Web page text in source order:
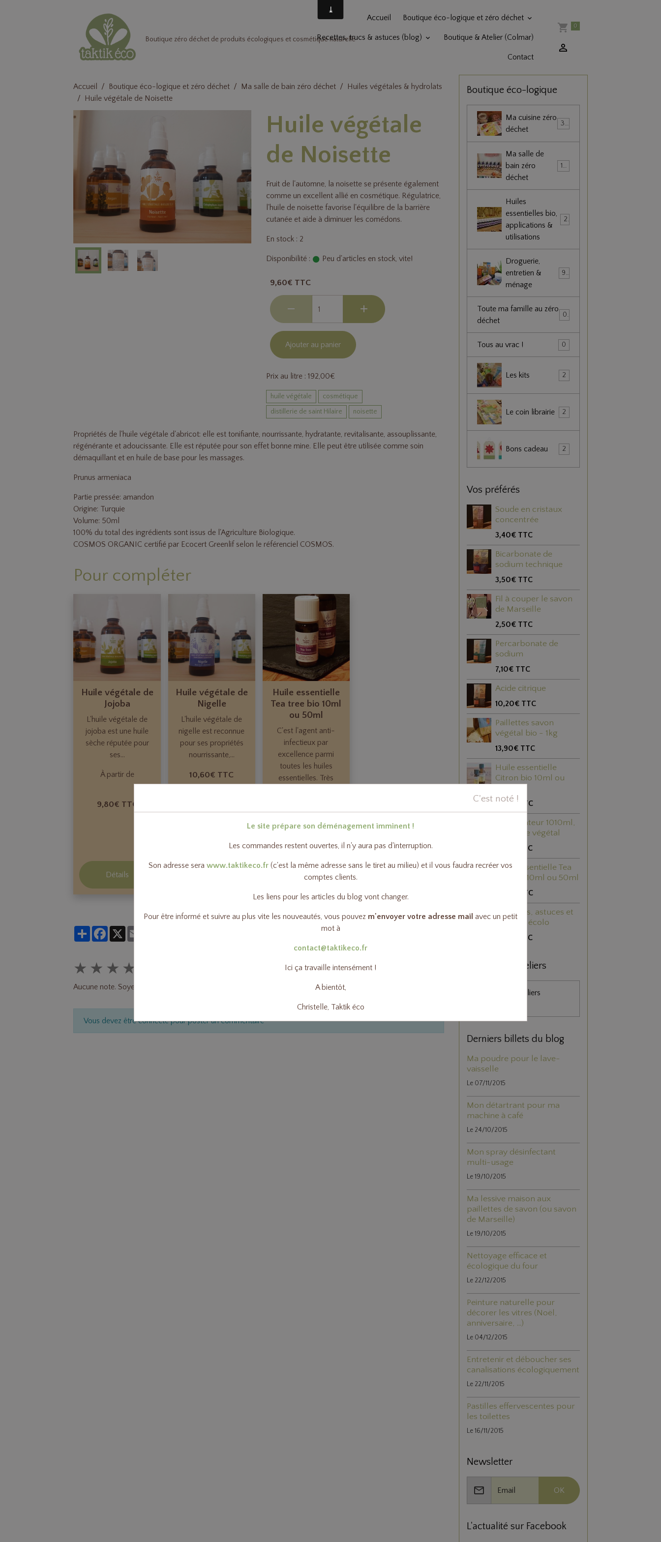
Boutique zéro déchet de produits écologiques et cosmétique naturelle
Accueil Boutique éco-logique et zéro déchet
Recettes, trucs & astuces (blog) Boutique & Atelier (Colmar)
Contact
0
Accueil Boutique éco-logique et zéro déchet Ma salle de bain zéro déchet
Huiles végétales & hydrolats
Huile végétale de Noisette
Huile végétale
de Noisette
Fruit de l'automne, la noisette se présente également
comme un excellent allié en cosmétique. Régulatrice,
l'huile de noisette favorise l'équilibre de la barrière
cutanée et aide à diminuer les comédons.
En stock : 2
Disponibilité : Peu d'articles en stock, vite!
9,60€ TTC
Ajouter au panier
Prix au litre : 192,00€
huile végétale
cosmétique
distillerie de saint Hilaire
noisette
Propriétés de l'huile végétale d'abricot: elle est tonifiante, nourrissante, hydratante, revitalisante, assouplissante,
régénérante et adoucissante. Elle est réputée pour son effet bonne mine. Elle peut être utilisée comme soin
démaquillant et en huile de base pour les massages.
Prunus armeniaca
Partie pressée: amandon
Origine: Turquie
Volume: 50ml
100% du total des ingrédients sont issus de l'Agriculture Biologique.
COSMOS ORGANIC certifié par Ecocert Greenlif selon le référenciel COSMOS.
Pour compléter
Huile végétale de
Jojoba
L'huile végétale de
jojoba est une huile
sèche réputée pour
ses...
À partir de
9,80€ TTC
Détails
Huile végétale de
Nigelle
L'huile végétale de
nigelle est reconnue
pour ses propriétés
nourrissante,...
10,60€ TTC
Huile essentielle
Tea tree bio 10ml
ou 50ml
C'est l'agent anti-
infectieux par
excellence parmi
toutes les huiles
essentielles. Très
Détails
PartagerFacebook
X
★ ★ ★ ★
Aucune note. Soyez le premier à attribuer une note !
Vous devez être connecté pour poster un commentaire
Boutique éco-logique
Ma cuisine zéro
déchet
36
Ma salle de
bain zéro
déchet
102
Huiles
essentielles bio,
applications &
utilisations
22
Droguerie,
entretien &
ménage
90
Toute ma famille au zéro
déchet
0
Tous au vrac ! 0
Les kits 2
Le coin librairie 2
Bons cadeau 2
Vos préférés
Soude en cristaux
concentrée
3,40€ TTC
Bicarbonate de
sodium technique
3,50€ TTC
Fil à couper le savon
de Marseille
2,50€ TTC
Percarbonate de
sodium
7,10€ TTC
Acide citrique
10,20€ TTC
Paillettes savon
végétal bio - 1kg
13,90€ TTC
Huile essentielle
Citron bio 10ml ou
5,40€ TTC
Vaporisateur 1010ml,
plastique végétal
TTC
Huile essentielle Tea
tree bio 10ml ou 50ml
TTC
468 trucs, astuces et
recettes écolo
TTC
Boutique & ateliers
Boutique et Ateliers
Derniers billets du blog
Ma poudre pour le lave-
vaisselle
Le 07/11/2015
Mon détartrant pour ma
machine à café
Le 24/10/2015
Mon spray désinfectant
multi-usage
Le 19/10/2015
Ma lessive maison aux
paillettes de savon (ou savon
de Marseille)
Le 19/10/2015
Nettoyage efficace et
écologique du four
Le 22/12/2015
Peinture naturelle pour
décorer les vitres (Noël,
anniversaire, ...)
Le 04/12/2015
Entretenir et déboucher ses
canalisations écologiquement
Le 22/11/2015
Pastilles effervescentes pour
les toilettes
Le 16/11/2015
Newsletter
OK
L'actualité sur Facebook
C'est noté !
Le site prépare son déménagement imminent !
Les commandes restent ouvertes, il n'y aura pas d'interruption.
Son adresse sera www.taktikeco.fr (c'est la même adresse sans le tiret au milieu) et il vous faudra recréer vos
comptes clients.
Les liens pour les articles du blog vont changer.
Pour être informé et suivre au plus vite les nouveautés, vous pouvez m'envoyer votre adresse mail avec un petit
mot à
contact@taktikeco.fr
Ici ça travaille intensément !
A bientôt,
Christelle, Taktik éco